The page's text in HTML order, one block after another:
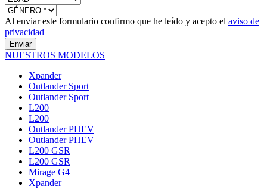
Al enviar este formulario confirmo que he leído y acepto el aviso de
privacidad
Enviar
NUESTROS MODELOS
Xpander
Outlander Sport
Outlander Sport
L200
L200
Outlander PHEV
Outlander PHEV
L200 GSR
L200 GSR
Mirage G4
Xpander